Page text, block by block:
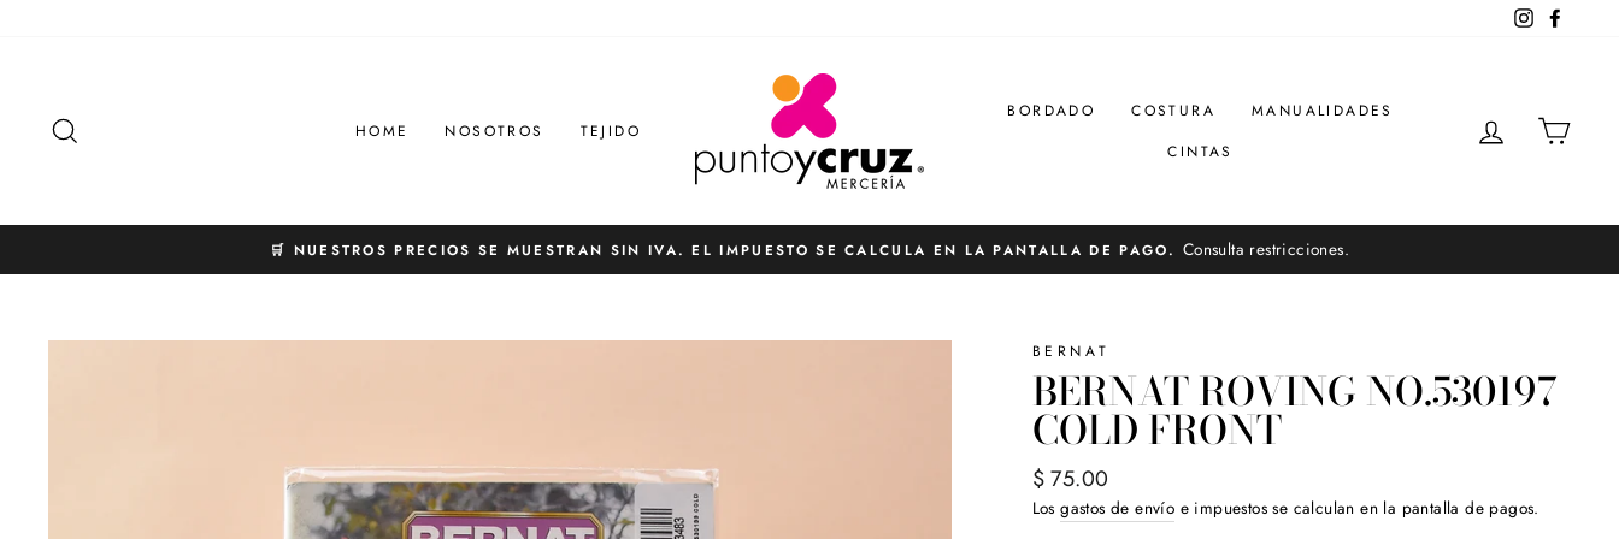
Instagram
HOME NOSOTROS TEJIDO
BORDADO COSTURA
MANUALIDADES
CINTAS
INGRESAR
diapositivas
🛒 NUESTROS PRECIOS SE MUESTRAN SIN IVA. EL IMPUESTO SE CALCULA EN LA PANTALLA DE PAGO. Consulta restricciones.
BERNAT
BERNAT ROVING NO.530197
COLD FRONT
Precio
habitual
$ 75.00
Losgastos de envío e impuestos se calculan en la pantalla de pagos.